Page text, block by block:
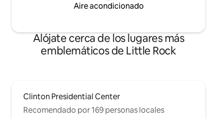
Aire acondicionado
Alójate cerca de los lugares más
emblemáticos de Little Rock
Clinton Presidential Center
Recomendado por 169 personas locales